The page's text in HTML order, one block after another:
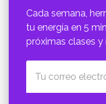
Cada semana,
tu energí­a en 5
próximas clases